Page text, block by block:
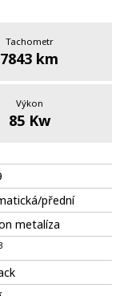
Tachometr
7843 km
Výkon
85 Kw
přední
metalíza